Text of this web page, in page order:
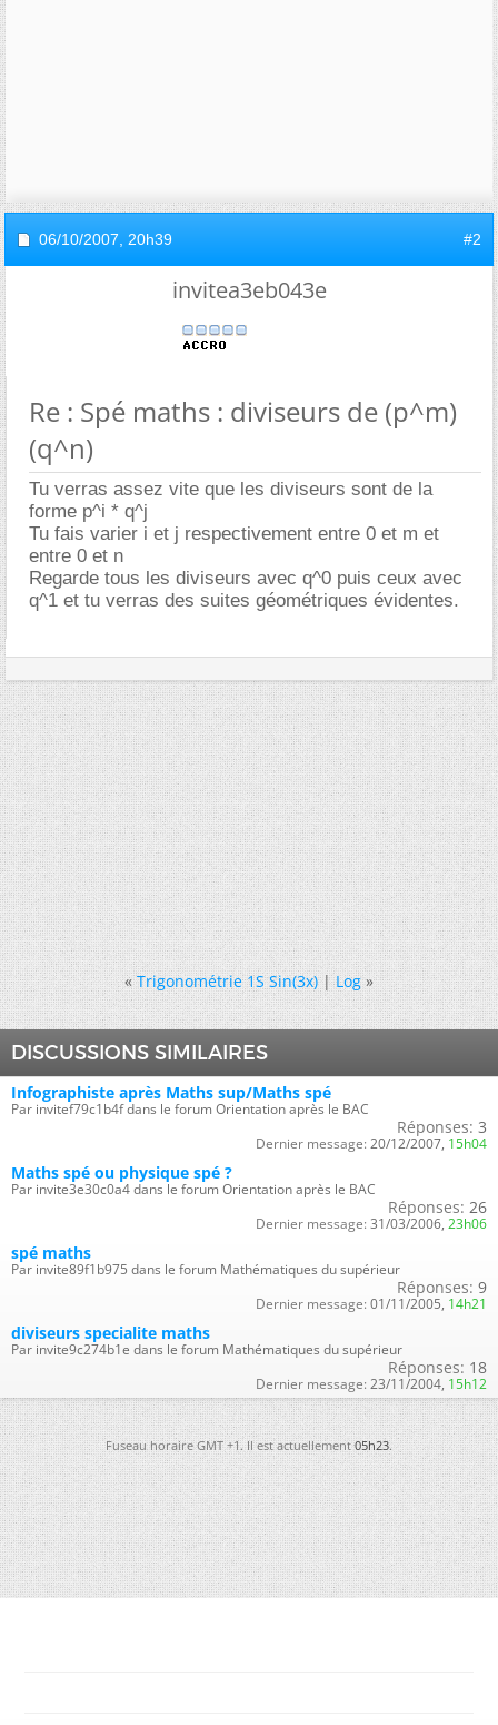
06/10/2007, 20h39 #2
invitea3eb043e
Re : Spé maths : diviseurs de (p^m)
(q^n)
Tu verras assez vite que les diviseurs sont de la
forme p^i * q^j
Tu fais varier i et j respectivement entre 0 et m et
entre 0 et n
Regarde tous les diviseurs avec q^0 puis ceux avec
q^1 et tu verras des suites géométriques évidentes.
« Trigonométrie 1S Sin(3x)|Log »
DISCUSSIONS SIMILAIRES
Infographiste après Maths sup/Maths spé
Par invitef79c1b4f dans le forum Orientation après le BAC
Réponses: 3
Dernier message: 20/12/2007, 15h04
Maths spé ou physique spé ?
Par invite3e30c0a4 dans le forum Orientation après le BAC
Réponses: 26
Dernier message: 31/03/2006, 23h06
spé maths
Par invite89f1b975 dans le forum Mathématiques du supérieur
Réponses: 9
Dernier message: 01/11/2005, 14h21
diviseurs specialite maths
Par invite9c274b1e dans le forum Mathématiques du supérieur
Réponses: 18
Dernier message: 23/11/2004, 15h12
Fuseau horaire GMT +1. Il est actuellement05h23.